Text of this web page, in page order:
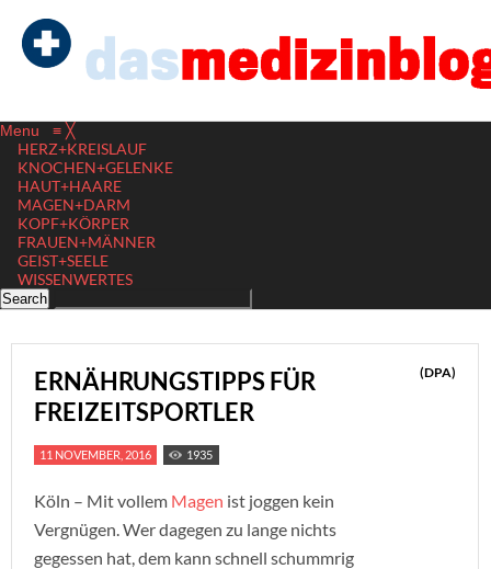
Menu ≡ ╳
HERZ+KREISLAUF
KNOCHEN+GELENKE
HAUT+HAARE
MAGEN+DARM
KOPF+KÖRPER
FRAUEN+MÄNNER
GEIST+SEELE
WISSENWERTES
ERNÄHRUNGSTIPPS FÜR
FREIZEITSPORTLER
(DPA)
11 NOVEMBER, 2016 1935
Köln – Mit vollem Magen ist joggen kein
Vergnügen. Wer dagegen zu lange nichts
gegessen hat, dem kann schnell schummrig